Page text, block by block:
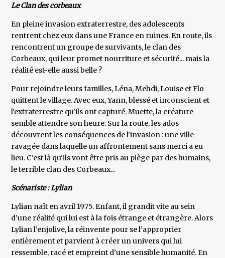
Le Clan des corbeaux
En pleine invasion extraterrestre, des adolescents
rentrent chez eux dans une France en ruines. En route, ils
rencontrent un groupe de survivants, le clan des
Corbeaux, qui leur promet nourriture et sécurité... mais la
réalité est-elle aussi belle ?
Pour rejoindre leurs familles, Léna, Mehdi, Louise et Flo
quittent le village. Avec eux, Yann, blessé et inconscient et
l'extraterrestre qu'ils ont capturé. Muette, la créature
semble attendre son heure. Sur la route, les ados
découvrent les conséquences de l'invasion : une ville
ravagée dans laquelle un affrontement sans merci a eu
lieu. C'est là qu'ils vont être pris au piège par des humains,
le terrible clan des Corbeaux...
Scénariste : Lylian
Lylian naît en avril 1975. Enfant, il grandit vite au sein
d’une réalité qui lui est à la fois étrange et étrangère. Alors
Lylian l’enjolive, la réinvente pour se l’approprier
entièrement et parvient à créer un univers qui lui
ressemble, racé et empreint d’une sensible humanité. En